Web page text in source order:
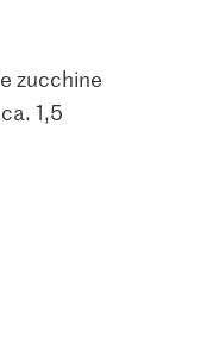
zucchine
1,5